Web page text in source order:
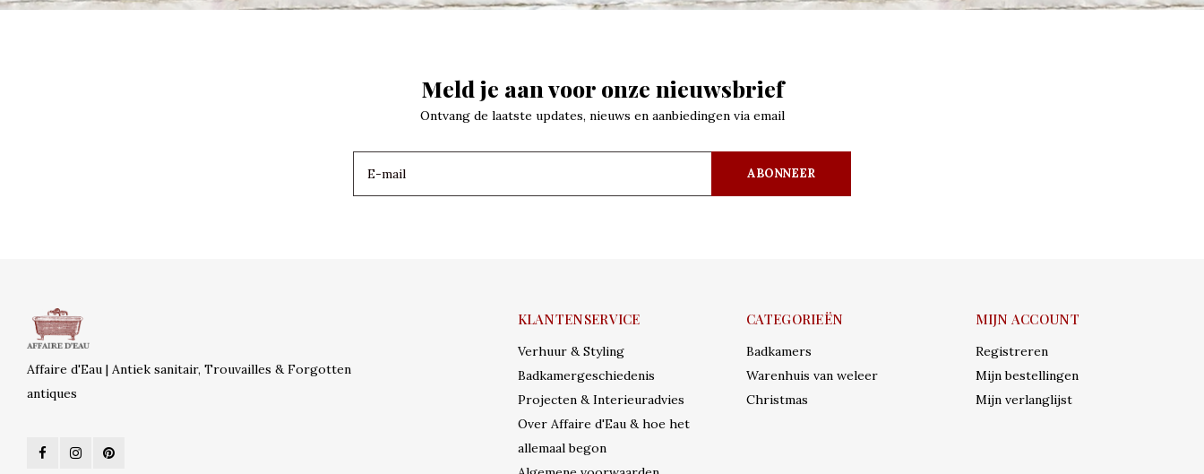
Meld je aan voor onze nieuwsbrief
Ontvang de laatste updates, nieuws en aanbiedingen via email
ABONNEER
Affaire d'Eau | Antiek sanitair, Trouvailles & Forgotten
antiques
KLANTENSERVICE
Verhuur & Styling
Badkamergeschiedenis
Projecten & Interieuradvies
Over Affaire d'Eau & hoe het
allemaal begon
CATEGORIEËN
Badkamers
Warenhuis van weleer
Christmas
MIJN ACCOUNT
Registreren
Mijn bestellingen
Mijn verlanglijst